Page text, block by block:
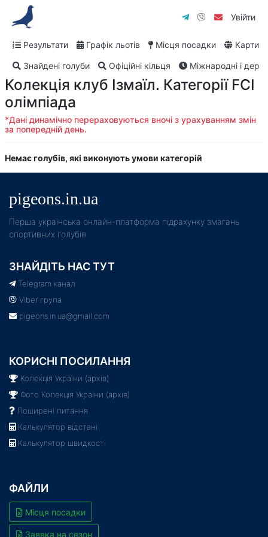
Увійти
Результати Графік льотів Місця посадки Карти
Знайдені голуби Офіційні кільця Міжнародні і
Колекція клуб Ізмаїл. Категорії FCI
олімпіада
*Дані динамічно перераховуються вночі з урахуванням змін
за попередній день.
Немає голубів, які виконують умови категорій
pigeons.in.ua
Пeрша українська онлайн-платформа підрахунку змагань
спортивних голубів
ЗНАЙДІТЬ НАС ТУТ
Telegram канал
Viber група
pigeons.in.ua@gmail.com
КОРИСНІ ПОСИЛАННЯ
Колекція України (архів)
Фото Колекція України (архів)
Поширені питання
Калькулятор відстані
Калькулятор швидкості
ФАЙЛИ
Місця посадки
Заявка на сезон